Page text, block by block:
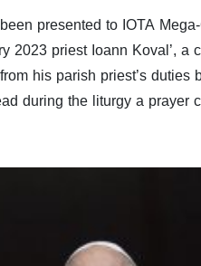
presented to IOTA
2023 priest Ioann Koval’, a
his parish priest’s duties
during the liturgy a prayer